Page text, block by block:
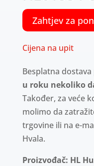
Zahtjev za
Cijena na upit
Besplatna
u roku nekoliko
Također, za veće
molimo da
trgovine ili na e-
Hvala.
Proizvođač: HL